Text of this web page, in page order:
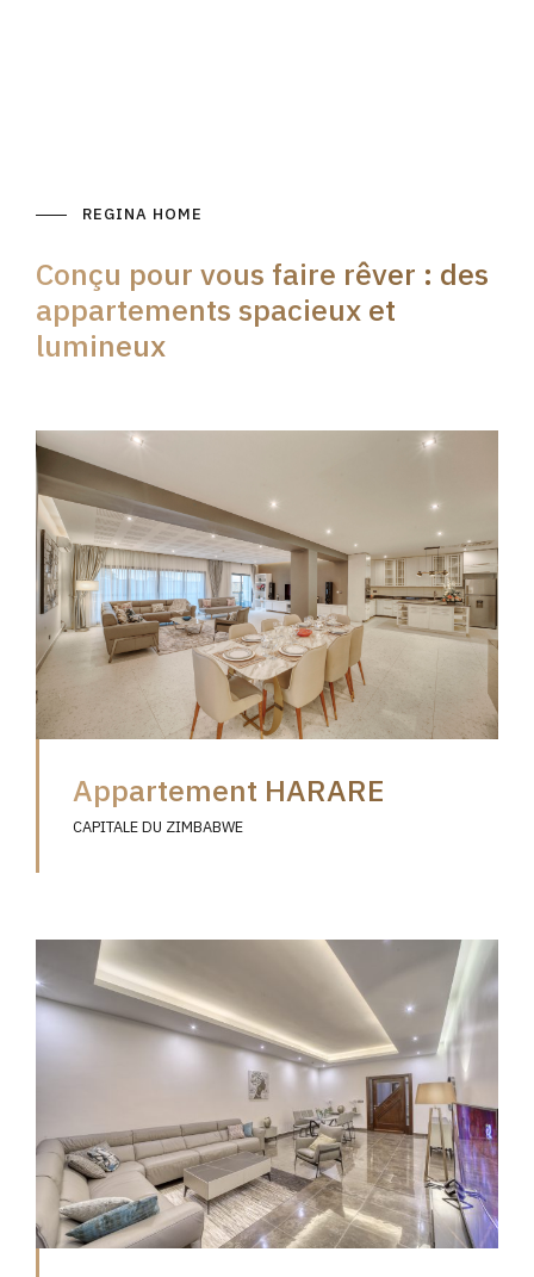
REGINA HOME
Conçu pour vous faire rêver : des
appartements spacieux et
lumineux
Appartement HARARE
CAPITALE DU ZIMBABWE